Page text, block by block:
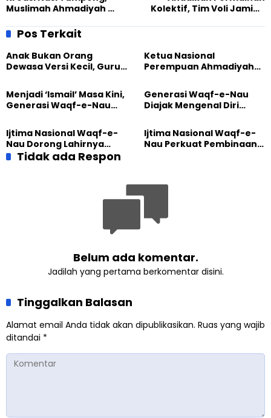
Muslimah Ahmadiyah
Kolektif, Tim Voli Jamiah
Kemang
Pos Terkait
Anak Bukan Orang
Dewasa Versi Kecil, Guru
Pendidikan BERLIAN
Ketua Nasional
Perempuan Ahmadiyah
Besar Universitas
Terbuka
Menjadi ‘Ismail’ Masa Kini,
Generasi Waqf-e-Nau
Pengabdian
Generasi Waqf-e-Nau
Diajak Mengenal Diri
Dunia
Ijtima Nasional Waqf-e-
Nau Dorong Lahirnya
Generasi Pengkhidmat
Ijtima Nasional Waqf-e-
Nau Perkuat Pembinaan
Tidak ada Respon
Belum ada komentar.
Jadilah yang pertama berkomentar disini.
Tinggalkan Balasan
Alamat email Anda tidak akan dipublikasikan. Ruas yang wajib
ditandai *